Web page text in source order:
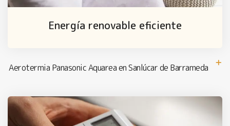
Energía renovable eficiente
Aerotermia Panasonic Aquarea en Sanlúcar de Barrameda